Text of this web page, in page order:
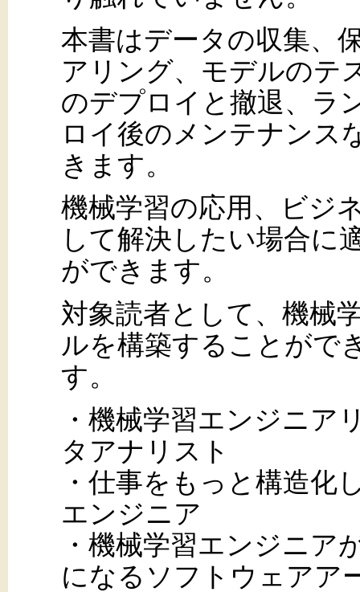
本書はデータの収集、
アリング、モデルのテ
のデプロイと撤退、ラ
ロイ後のメンテナンス
きます。
機械学習の応用、ビジ
して解決したい場合に
ができます。
対象読者として、機械
ルを構築することがで
す。
・機械学習エンジニア
タアナリスト
・仕事をもっと構造化
エンジニア
・機械学習エンジニア
になるソフトウェアア